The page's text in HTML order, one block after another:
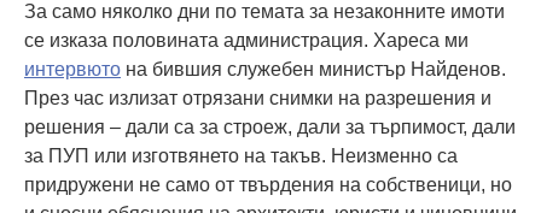
За само няколко дни по темата за незаконните имоти
се изказа половината администрация. Хареса ми
интервюто на бившия служебен министър Найденов.
През час излизат отрязани снимки на разрешения и
решения – дали са за строеж, дали за търпимост, дали
за ПУП или изготвянето на такъв. Неизменно са
придружени не само от твърдения на собственици, но